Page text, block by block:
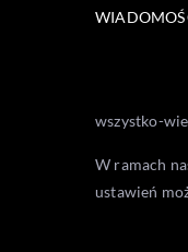
wszystko-
W ramach
ustawień